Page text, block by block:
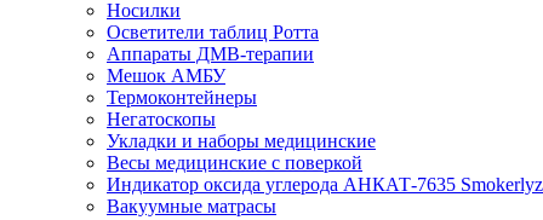
Носилки
Осветители таблиц Ротта
Аппараты ДМВ-терапии
Мешок АМБУ
Термоконтейнеры
Негатоскопы
Укладки и наборы медицинские
Весы медицинские с поверкой
Индикатор оксида углерода АНКАТ-7635
Вакуумные матрасы